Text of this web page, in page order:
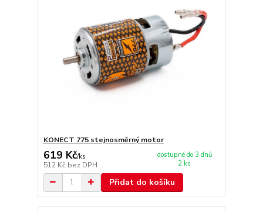
KONECT 775 stejnosměrný motor
619 Kč/ks
512 Kč bez DPH
dostupné do 3 dnů
2 ks
Přidat do košíku